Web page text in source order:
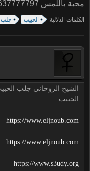
محبة باللمس 004917637777797
الكلمات الدلالية: الحبيب جلب
الحبيب
https://www.eljnoub.com
https://www.eljnoub.com
https://www.s3udy.org